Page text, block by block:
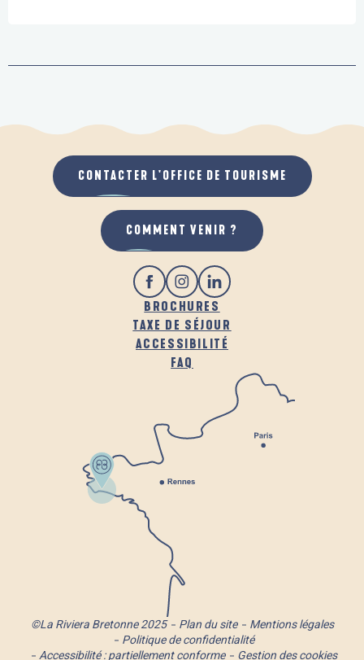
BROCHURES
TAXE DE SÉJOUR
ACCESSIBILITÉ
FAQ
CONTACTER L'OFFICE DE TOURISME
COMMENT VENIR ?
©La Riviera Bretonne 2025 Plan du site
Mentions légales
Politique de confidentialité
Accessibilité : partiellement conforme
Gestion des cookies